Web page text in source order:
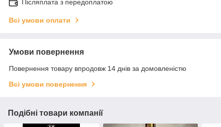
Післяплата з передоплатою
Всі умови оплати
Умови повернення
Повернення товару впродовж 14 днів за домовленістю
Всі умови повернення
Подібні товари компанії